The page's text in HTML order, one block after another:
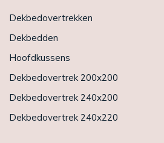
Dekbedovertrekken
Dekbedden
Hoofdkussens
Dekbedovertrek 200x200
Dekbedovertrek 240x200
Dekbedovertrek 240x220